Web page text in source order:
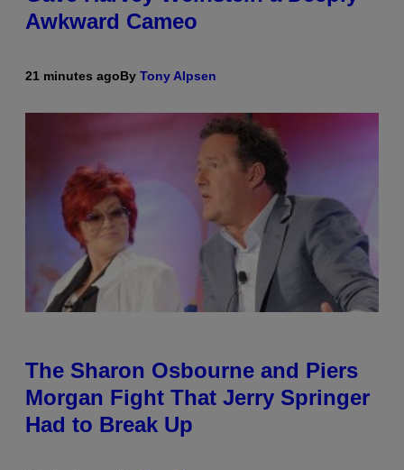
Awkward Cameo
21 minutes agoBy Tony Alpsen
The Sharon Osbourne and Piers
Morgan Fight That Jerry Springer
Had to Break Up